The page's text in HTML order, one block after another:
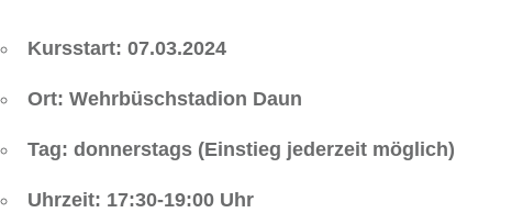
Kursstart: 07.03.2024
Ort: Wehrbüschstadion Daun
Tag: donnerstags (Einstieg jederzeit möglich)
Uhrzeit: 17:30-19:00 Uhr